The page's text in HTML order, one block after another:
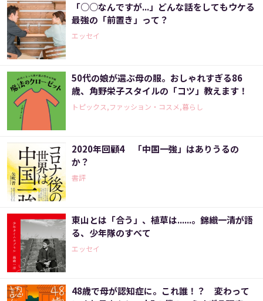
「○○なんですが...」どんな話をしてもウケる
最強の「前置き」って？
エッセイ
50代の娘が選ぶ母の服。おしゃれすぎる86
歳、角野栄子スタイルの「コツ」教えます！
トピックス,ファッション・コスメ,暮らし
2020年回顧4 「中国一強」はありうるの
か？
書評
東山とは「合う」、植草は......。錦織一清が語
る、少年隊のすべて
エッセイ
48歳で母が認知症に。これ誰！？ 変わって